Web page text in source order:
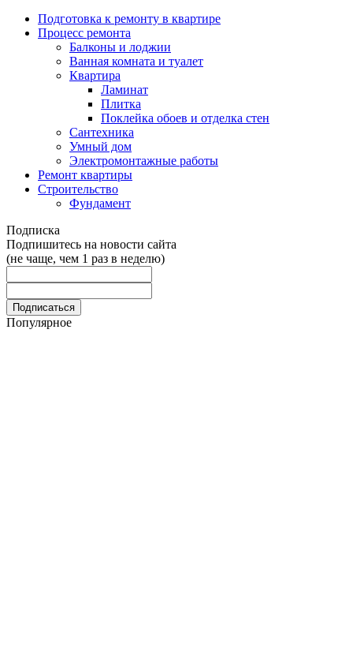
Подготовка к ремонту в квартире
Процесс ремонта
Балконы и лоджии
Ванная комната и туалет
Квартира
Ламинат
Плитка
Поклейка обоев и отделка стен
Сантехника
Умный дом
Электромонтажные работы
Ремонт квартиры
Строительство
Фундамент
Подписка
Подпишитесь на новости сайта
(не чаще, чем 1 раз в неделю)
Популярное